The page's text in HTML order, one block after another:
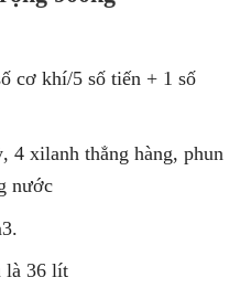
cơ khí/5 số tiến + 1 số
xilanh thẳng hàng, phun
nước
là 36 lít